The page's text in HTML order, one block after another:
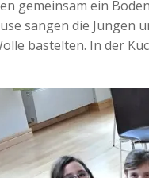
gemeinsam ein
sangen die Jungen
bastelten. In der